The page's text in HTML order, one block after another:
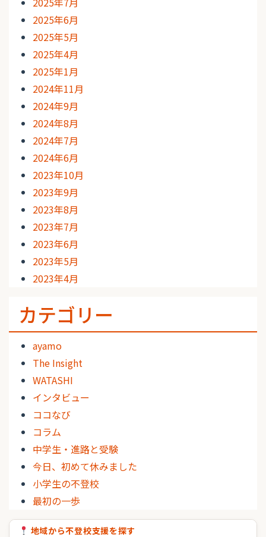
2025年6月
2025年5月
2025年4月
2025年1月
2024年11月
2024年9月
2024年8月
2024年7月
2024年6月
2023年10月
2023年9月
2023年8月
2023年7月
2023年6月
2023年5月
2023年4月
カテゴリー
ayamo
The Insight
WATASHI
インタビュー
ココなび
コラム
中学生・進路と受験
今日、初めて休みました
小学生の不登校
最初の一歩
地域から不登校支援を探す